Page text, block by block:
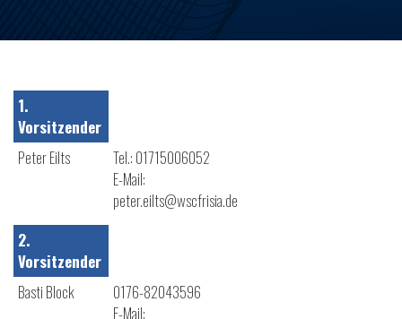
1.
Vorsitzender
Peter Eilts
Tel.: 01715006052
E-Mail:
peter.eilts@wscfrisia.de
2.
Vorsitzender
Basti Block
0176-82043596
E-Mail: